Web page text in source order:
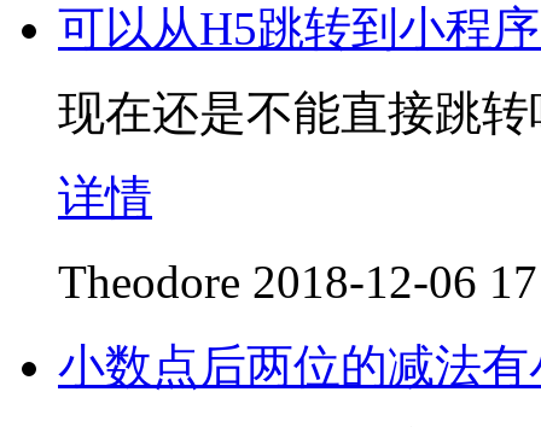
可以从H5跳转到小程
现在还是不能直接跳转
详情
Theodore 2018-12-06
小数点后两位的减法